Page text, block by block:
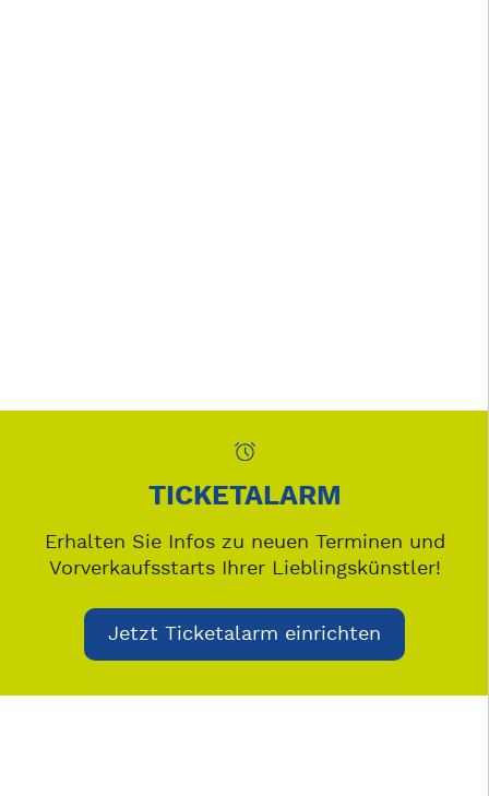
TICKETALARM
Erhalten Sie Infos zu neuen Terminen und
Vorverkaufsstarts Ihrer Lieblingskünstler!
Jetzt Ticketalarm einrichten